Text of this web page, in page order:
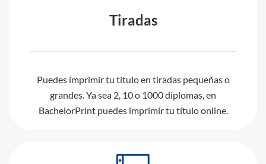
Tiradas
Puedes imprimir tu título en tiradas pequeñas o
grandes. Ya sea 2, 10 o 1000 diplomas, en
BachelorPrint puedes imprimir tu título online.